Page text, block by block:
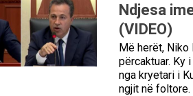
Ndjesa
(VIDEO)
Më herët,
përcaktuar. Ky
nga kryetari i
ngjit në foltore.